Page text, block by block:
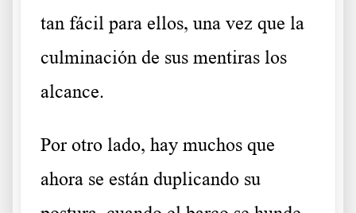
tan fácil para ellos, una vez que la
culminación de sus mentiras los
alcance.
Por otro lado, hay muchos que
ahora se están duplicando su